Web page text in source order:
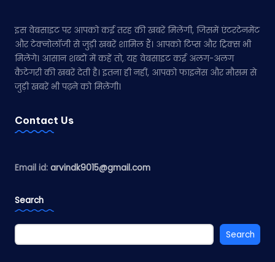
इस वेबसाइट पर आपको कई तरह की खबरें मिलेंगी, जिसमें एंटरटेनमेंट
और टेक्नोलॉजी से जुड़ी खबरें शामिल हैं। आपको टिप्स और ट्रिक्स भी
मिलेंगे। आसान शब्दों में कहें तो, यह वेबसाइट कई अलग-अलग
कैटेगरी की खबरें देती है। इतना ही नहीं, आपको फाइनेंस और मौसम से
जुड़ी खबरें भी पढ़ने को मिलेंगी।
Contact Us
Email id: arvindk9015@gmail.com
Search
Search